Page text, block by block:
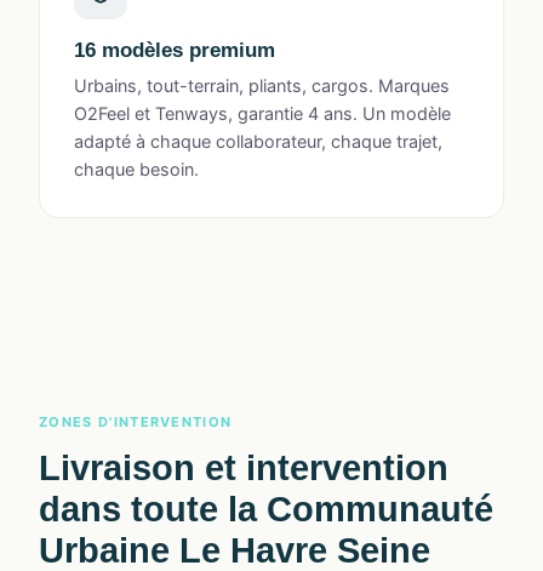
16 modèles premium
Urbains, tout-terrain, pliants, cargos. Marques
O2Feel et Tenways, garantie 4 ans. Un modèle
adapté à chaque collaborateur, chaque trajet,
chaque besoin.
ZONES D'INTERVENTION
Livraison et intervention
dans toute la Communauté
Urbaine Le Havre Seine